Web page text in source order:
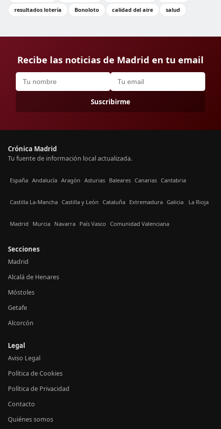
resultados lotería
Bonoloto calidad del aire salud
Recibe las noticias de Madrid en tu email
Suscribirme
Crónica Madrid
Tu fuente de información local actualizada.
España Andalucía Aragón Asturias Baleares Canarias Cantabria
Castilla La-Mancha Castilla y León Cataluña Extremadura Galicia La Rioja
Madrid Murcia Navarra País Vasco Comunidad Valenciana
Secciones
Madrid
Alcalá de Henares
Móstoles
Getafe
Alcorcón
Legal
Aviso Legal
Política de Cookies
Política de Privacidad
Contacto
Quiénes somos